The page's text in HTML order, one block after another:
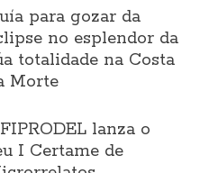
para gozar da
no esplendor da
totalidade na Costa
Morte
lanza o
I Certame de